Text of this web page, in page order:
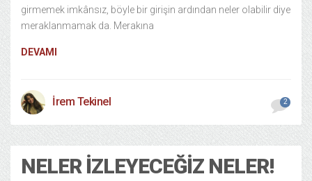
girmemek imkânsız, böyle bir girişin ardından neler olabilir diye
meraklanmamak da. Merakına
DEVAMI
İrem Tekinel 2
NELER İZLEYECEĞIZ NELER!